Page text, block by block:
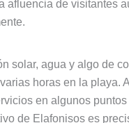
afluencia de visitantes
solar, agua y algo de
horas en la playa.
en algunos puntos
de Elafonisos es